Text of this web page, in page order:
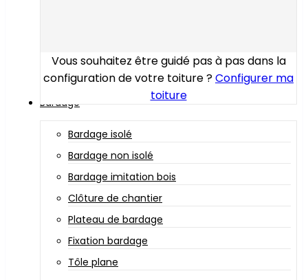
Vous souhaitez être guidé pas à pas dans la
configuration de votre toiture ?Configurer ma
toiture
Bardage
Bardage isolé
Bardage non isolé
Bardage imitation bois
Clôture de chantier
Plateau de bardage
Fixation bardage
Tôle plane